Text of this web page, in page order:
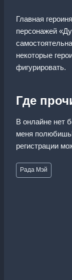
Главная
персонажей
некоторые
фигурировать.
Где
В онлайне нет
меня
регистрации
Метки
записи:
Рада Мэй